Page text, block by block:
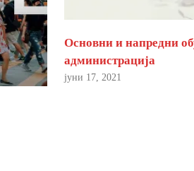
Основни и напредни
администрација
јуни 17, 2021